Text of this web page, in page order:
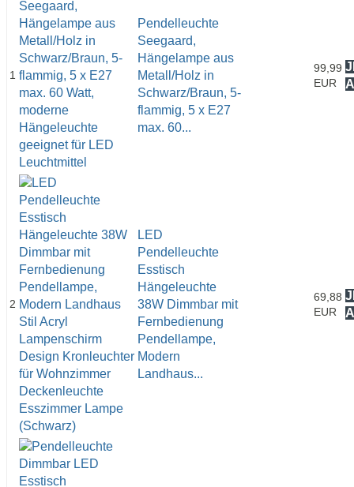
1
Pendelleuchte
Seegaard,
Hängelampe aus
Metall/Holz in
Schwarz/Braun, 5-
flammig, 5 x E27
max. 60...
99,99
EUR
2
LED
Pendelleuchte
Esstisch
Hängeleuchte
38W Dimmbar mit
Fernbedienung
Pendellampe,
Modern
Landhaus...
69,88
EUR